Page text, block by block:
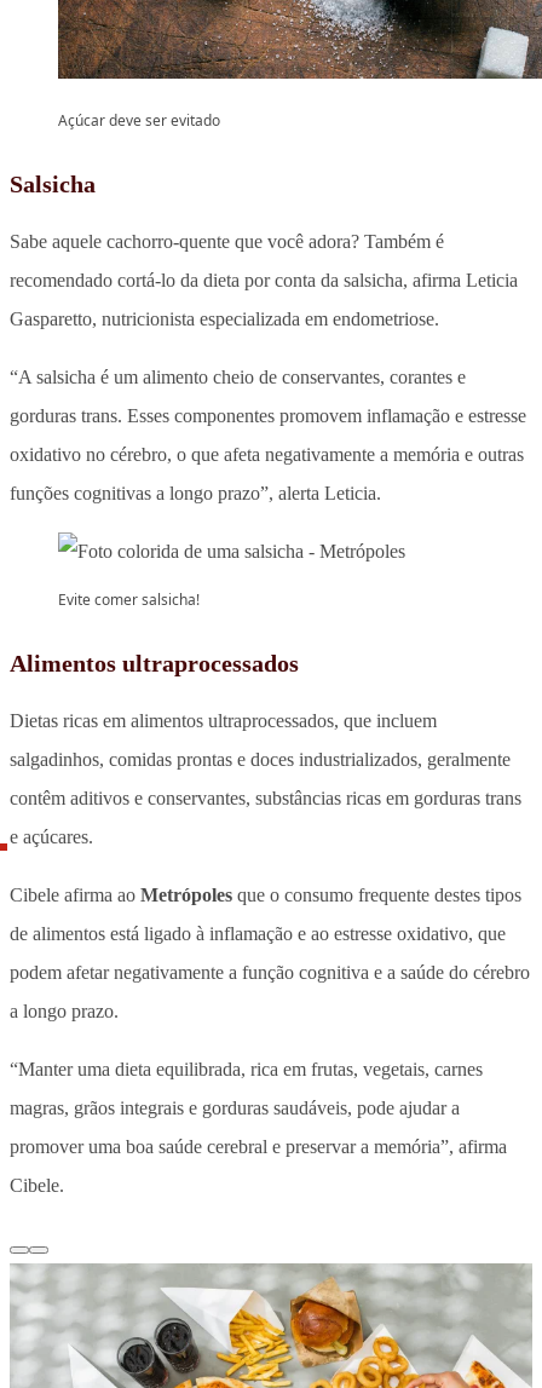
Açúcar deve ser evitado
Salsicha
Sabe aquele cachorro-quente que você adora? Também é
recomendado cortá-lo da dieta por conta da salsicha, afirma Leticia
Gasparetto, nutricionista especializada em endometriose.
“A salsicha é um alimento cheio de conservantes, corantes e
gorduras trans. Esses componentes promovem inflamação e estresse
oxidativo no cérebro, o que afeta negativamente a memória e outras
funções cognitivas a longo prazo”, alerta Leticia.
Evite comer salsicha!
Alimentos ultraprocessados
Dietas ricas em alimentos ultraprocessados, que incluem
salgadinhos, comidas prontas e doces industrializados, geralmente
contêm aditivos e conservantes, substâncias ricas em gorduras trans
e açúcares.
Cibele afirma ao Metrópoles que o consumo frequente destes tipos
de alimentos está ligado à inflamação e ao estresse oxidativo, que
podem afetar negativamente a função cognitiva e a saúde do cérebro
a longo prazo.
“Manter uma dieta equilibrada, rica em frutas, vegetais, carnes
magras, grãos integrais e gorduras saudáveis, pode ajudar a
promover uma boa saúde cerebral e preservar a memória”, afirma
Cibele.